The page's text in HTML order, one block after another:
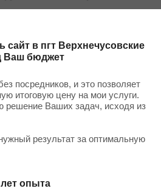
сайт в пгт Верхнечусовские
Ваш бюджет
посредников, и это позволяет
итоговую цену на мои услуги.
решение Ваших задач, исходя из
результат за оптимальную
опыта